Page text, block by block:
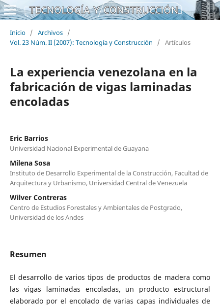
Inicio / Archivos /
Vol. 23 Núm. II (2007): Tecnología y Construcción
/ Artículos
La experiencia venezolana en la
fabricación de vigas laminadas
encoladas
Eric Barrios
Universidad Nacional Experimental de Guayana
Milena Sosa
Instituto de Desarrollo Experimental de la Construcción, Facultad de
Arquitectura y Urbanismo, Universidad Central de Venezuela
Wilver Contreras
Centro de Estudios Forestales y Ambientales de Postgrado,
Universidad de los Andes
Resumen
El desarrollo de varios tipos de productos de madera como
las vigas laminadas encoladas, un producto estructural
elaborado por el encolado de varias capas individuales de